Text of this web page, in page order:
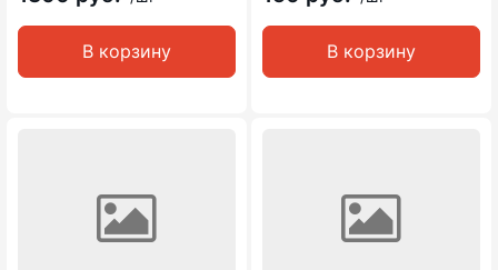
В корзину В корзину